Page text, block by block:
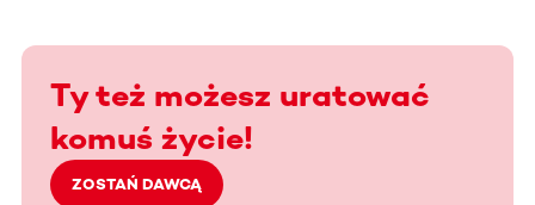
Ty też możesz uratować
komuś życie!
ZOSTAŃ DAWCĄ